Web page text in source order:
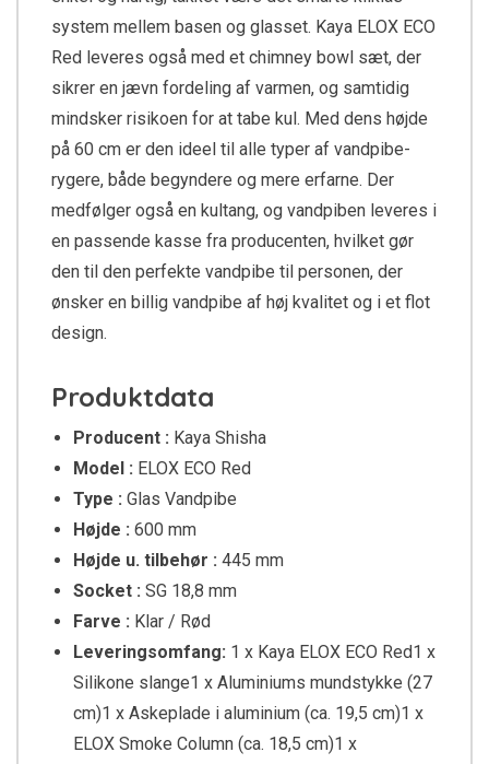
system mellem basen og glasset. Kaya ELOX ECO
Red leveres også med et chimney bowl sæt, der
sikrer en jævn fordeling af varmen, og samtidig
mindsker risikoen for at tabe kul. Med dens højde
på 60 cm er den ideel til alle typer af vandpibe-
rygere, både begyndere og mere erfarne. Der
medfølger også en kultang, og vandpiben leveres i
en passende kasse fra producenten, hvilket gør
den til den perfekte vandpibe til personen, der
ønsker en billig vandpibe af høj kvalitet og i et flot
design.
Produktdata
Producent : Kaya Shisha
Model : ELOX ECO Red
Type : Glas Vandpibe
Højde : 600 mm
Højde u. tilbehør : 445 mm
Socket : SG 18,8 mm
Farve : Klar / Rød
Leveringsomfang: 1 x Kaya ELOX ECO Red1 x
Silikone slange1 x Aluminiums mundstykke (27
cm)1 x Askeplade i aluminium (ca. 19,5 cm)1 x
ELOX Smoke Column (ca. 18,5 cm)1 x